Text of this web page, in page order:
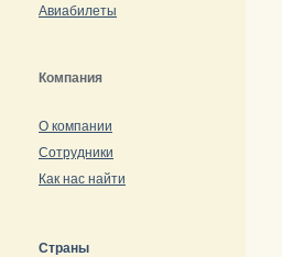
Авиабилеты
Компания
О компании
Сотрудники
Как нас найти
Страны